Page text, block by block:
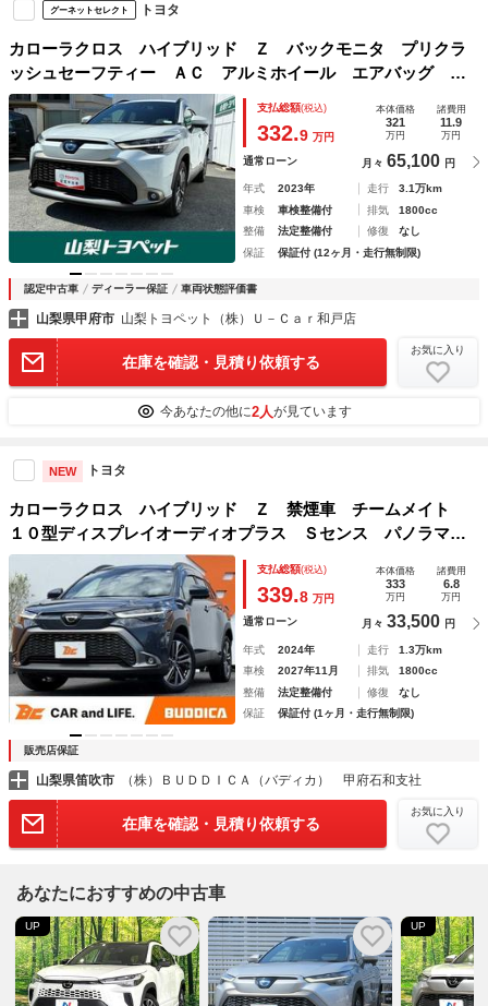
グーネットセレクト トヨタ
カローラクロス ハイブリッド Ｚ バックモニタ プリクラ
ッシュセーフティー ＡＣ アルミホイール エアバッグ パ
ワステ ＡＢＳ パワーウィンドウ
支払総額(税込)
332.9 万円
本体価格
321
万円
諸費用
11.9
万円
通常ローン 月々 65,100 円
年式 2023年 走行
3.1万km
車検
車検整備付 排気
1800cc
整備
法定整備付 修復
なし
保証
保証付 (12ヶ月・走行無制限)
認定中古車 ディーラー保証 車両状態評価書
山梨県甲府市 山梨トヨペット（株）Ｕ－Ｃａｒ和戸店
在庫を確認・見積り依頼する
お気に入り
今あなたの他に2人が見ています
NEW トヨタ
カローラクロス ハイブリッド Ｚ 禁煙車 チームメイト
１０型ディスプレイオーディオプラス Ｓセンス パノラマ
Ｍ フルセグ ＢＳＭ コーナセンサー Ｐバックドア Ｐシ
ート シートヒーター ＬＥＤヘッド ＥＴＣ ドラレコ 純
１８ＡＷ
支払総額(税込)
339.8 万円
本体価格
333
万円
諸費用
6.8
万円
通常ローン 月々 33,500 円
年式 2024年 走行
1.3万km
車検
2027年11月 排気
1800cc
整備
法定整備付 修復
なし
保証
保証付 (1ヶ月・走行無制限)
販売店保証
山梨県笛吹市 （株）ＢＵＤＤＩＣＡ（バディカ） 甲府石和支社
在庫を確認・見積り依頼する
お気に入り
あなたにおすすめの中古車
UP UP